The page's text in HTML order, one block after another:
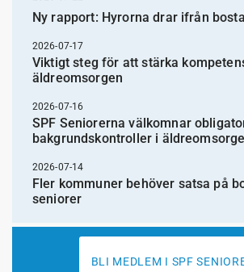
Ny rapport: Hyrorna drar ifrån
2026-07-17
Viktigt steg för att stärka
äldreomsorgen
2026-07-16
SPF Seniorerna välkomnar
bakgrundskontroller i
2026-07-14
Fler kommuner behöver satsa på
seniorer
BLI MEDLEM I SPF